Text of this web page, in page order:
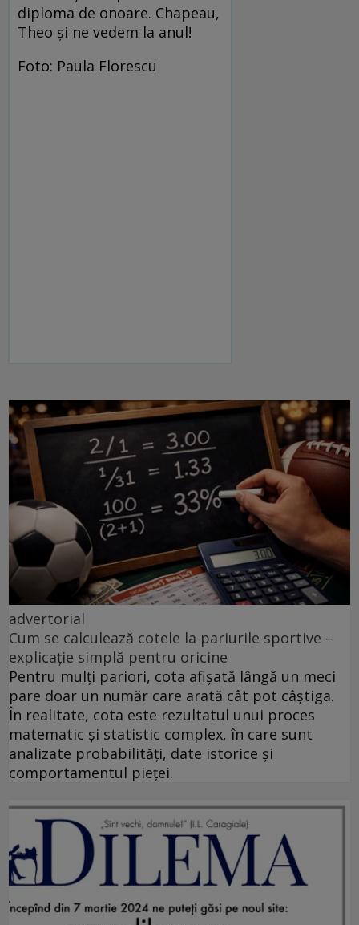
diploma de onoare. Chapeau,
Theo şi ne vedem la anul!
Foto: Paula Florescu
advertorial
Cum se calculează cotele la pariurile sportive –
explicație simplă pentru oricine
Pentru mulți pariori, cota afișată lângă un meci
pare doar un număr care arată cât pot câștiga.
În realitate, cota este rezultatul unui proces
matematic și statistic complex, în care sunt
analizate probabilități, date istorice și
comportamentul pieței.